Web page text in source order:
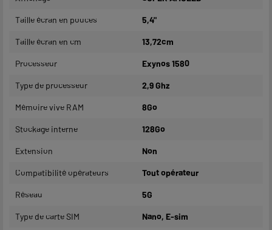
Taille écran en pouces 5,4"
Taille écran en cm 13,72cm
Processeur Exynos 1580
Type de processeur 2,9 Ghz
Mémoire vive RAM 8Go
Stockage interne 128Go
Extension Non
Compatibilité opérateurs Tout opérateur
Réseau 5G
Type de carte SIM Nano, E-sim